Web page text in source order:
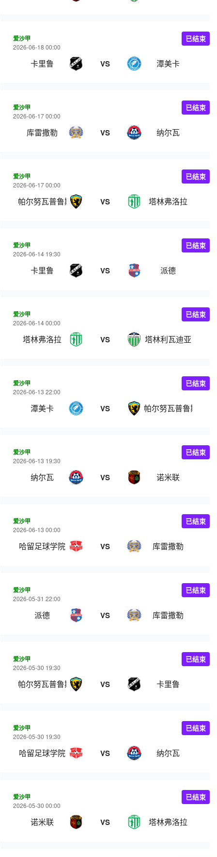
爱沙甲
2026-06-18 00:00
卡里鲁 VS 潭美卡
已结束
爱沙甲
2026-06-17 00:00
库雷撒勒 VS 纳尔瓦
已结束
爱沙甲
2026-06-17 00:00
帕尔努瓦普鲁斯 VS 塔林弗洛拉
已结束
爱沙甲
2026-06-14 19:30
卡里鲁 VS 派德
已结束
爱沙甲
2026-06-14 00:00
塔林弗洛拉 VS 塔林利瓦迪亚
已结束
爱沙甲
2026-06-13 22:00
潭美卡 VS 帕尔努瓦普鲁斯
已结束
爱沙甲
2026-06-13 19:30
纳尔瓦 VS 诺米联
已结束
爱沙甲
2026-06-13 00:00
哈留足球学院 VS 库雷撒勒
已结束
爱沙甲
2026-05-31 22:00
派德 VS 库雷撒勒
已结束
爱沙甲
2026-05-30 19:30
帕尔努瓦普鲁斯 VS 卡里鲁
已结束
爱沙甲
2026-05-30 19:30
哈留足球学院 VS 纳尔瓦
已结束
爱沙甲
2026-05-30 00:00
诺米联 VS 塔林弗洛拉
已结束